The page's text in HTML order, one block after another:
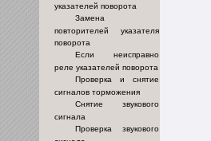
указателей поворота
Замена
повторителей указателя
поворота
Если неисправно
реле указателей поворота
Проверка и снятие
сигналов торможения
Снятие звукового
сигнала
Проверка звукового